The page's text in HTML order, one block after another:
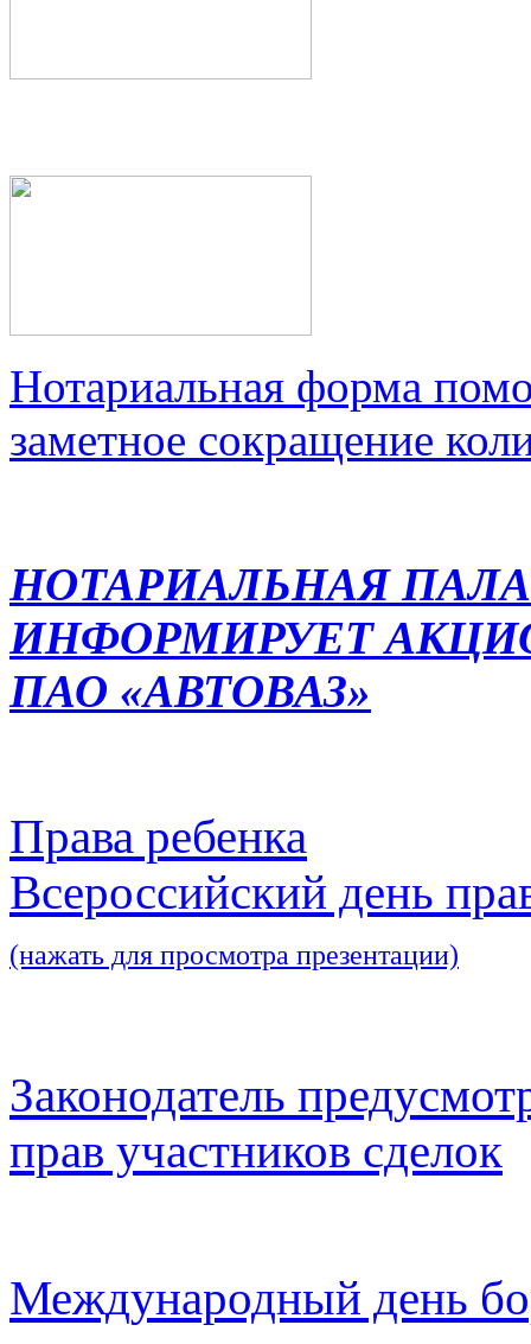
Нотариальная форма
заметное сокращение
НОТАРИАЛЬНАЯ
ИНФОРМИРУЕТ
ПАО «АВТОВАЗ»
Права ребенка
Всероссийский день
(нажать для просмотра презентации)
Законодатель
прав участников сделок
Международный день